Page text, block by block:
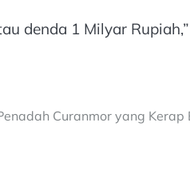
denda 1 Milyar
Curanmor yang Kerap